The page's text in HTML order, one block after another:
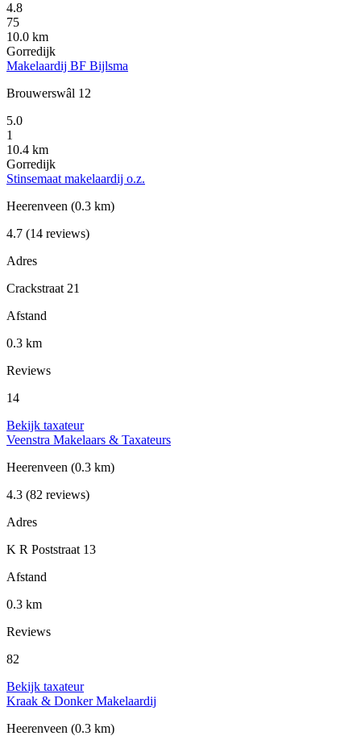
4.8
75
10.0 km
Gorredijk
Makelaardij BF Bijlsma
Brouwerswâl 12
5.0
1
10.4 km
Gorredijk
Stinsemaat makelaardij o.z.
Heerenveen (0.3 km)
4.7 (14 reviews)
Adres
Crackstraat 21
Afstand
0.3 km
Reviews
14
Bekijk taxateur
Veenstra Makelaars & Taxateurs
Heerenveen (0.3 km)
4.3 (82 reviews)
Adres
K R Poststraat 13
Afstand
0.3 km
Reviews
82
Bekijk taxateur
Kraak & Donker Makelaardij
Heerenveen (0.3 km)